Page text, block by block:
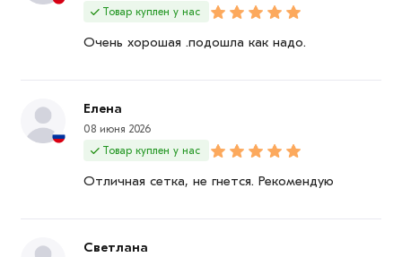
согласования условий доставки или самовывоза.
купленного товарa в течение 7 дней (наличие чека
обязательно).
Товар куплен у нас
Очень хорошая .подошла как надо.
Елена
08 июня 2026
Товар куплен у нас
Отличная сетка, не гнется. Рекомендую
Светлана